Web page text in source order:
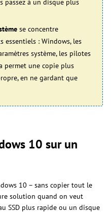
passez à un disque plus
se concentre
essentiels : Windows, les
système, les pilotes
permet une copie plus
en ne gardant que
10 sur un
10 – sans copier tout le
solution quand on veut
SSD plus rapide ou un disque